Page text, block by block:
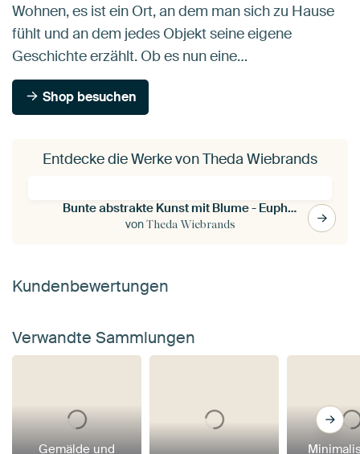
Wohnen, es ist ein Ort, an dem man sich zu Hause
fühlt und an dem jedes Objekt seine eigene
Geschichte erzählt. Ob es nun eine…
Shop besuchen
Entdecke die Werke von Theda Wiebrands
Bunte abstrakte Kunst mit Blume - Euphorie | Gelb, Rot & Rosa
vonTheda Wiebrands
Kundenbewertungen
Verwandte Sammlungen
Gemälde und